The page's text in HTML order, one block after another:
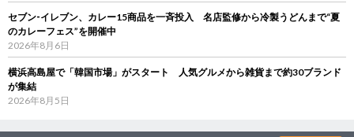
セブン‐イレブン、カレー15商品を一斉投入 名店監修から冷製うどんまで“夏
のカレーフェス”を開催中
2026年8月6日
横浜高島屋で「韓国市場」がスタート 人気グルメから雑貨まで約30ブランド
が集結
2026年8月5日